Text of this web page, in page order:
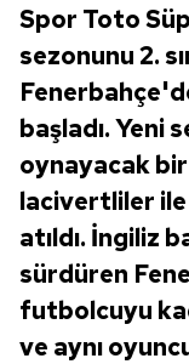
Spor Toto
sezonunu 2.
başladı. Yeni
oynayacak
lacivertliler
atıldı. İngiliz
sürdüren
futbolcuyu
ve aynı